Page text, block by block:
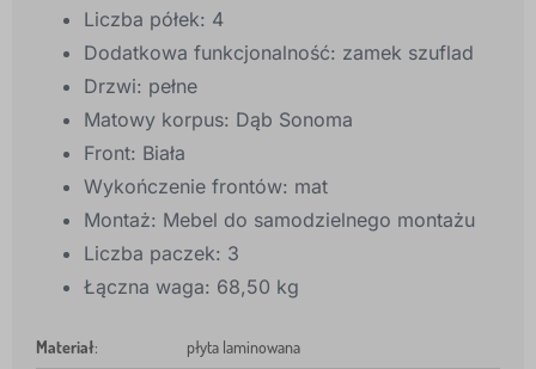
Liczba półek: 4
Dodatkowa funkcjonalność: zamek szuflad
Drzwi: pełne
Matowy korpus: Dąb Sonoma
Front: Biała
Wykończenie frontów: mat
Montaż: Mebel do samodzielnego montażu
Liczba paczek: 3
Łączna waga: 68,50 kg
Materiał: płyta laminowana